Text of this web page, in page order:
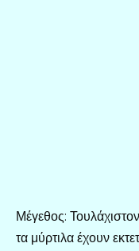
Μέγεθος:
τα μύρτιλα έχουν